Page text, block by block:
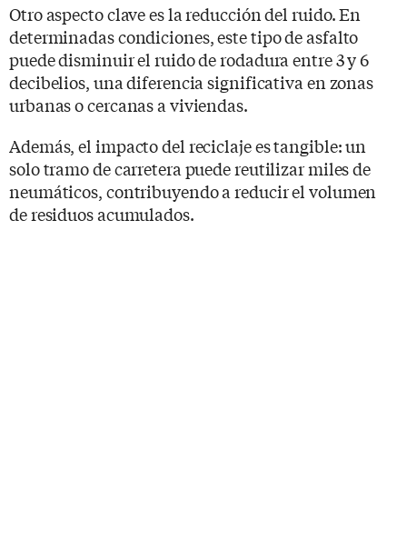
Otro aspecto clave es la reducción del ruido. En
determinadas condiciones, este tipo de asfalto
puede disminuir el ruido de rodadura entre 3 y 6
decibelios, una diferencia significativa en zonas
urbanas o cercanas a viviendas.
Además, el impacto del reciclaje es tangible: un
solo tramo de carretera puede reutilizar miles de
neumáticos, contribuyendo a reducir el volumen
de residuos acumulados.